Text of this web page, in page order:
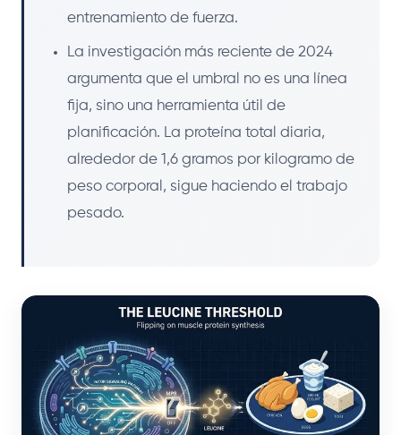
entrenamiento de fuerza.
La investigación más reciente de 2024
argumenta que el umbral no es una línea
fija, sino una herramienta útil de
planificación. La proteína total diaria,
alrededor de 1,6 gramos por kilogramo de
peso corporal, sigue haciendo el trabajo
pesado.